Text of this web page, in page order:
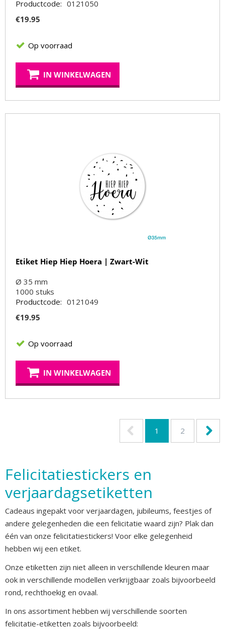
Productcode: 0121050
€19.95
Op voorraad
IN WINKELWAGEN
Etiket Hiep Hiep Hoera | Zwart-Wit
Ø 35 mm
1000 stuks
Productcode: 0121049
€19.95
Op voorraad
IN WINKELWAGEN
1 2
Felicitatiestickers en
verjaardagsetiketten
Cadeaus ingepakt voor verjaardagen, jubileums, feestjes of
andere gelegenheden die een felicitatie waard zijn? Plak dan
één van onze felicitatiestickers! Voor elke gelegenheid
hebben wij een etiket.
Onze etiketten zijn niet alleen in verschillende kleuren maar
ook in verschillende modellen verkrijgbaar zoals bijvoorbeeld
rond, rechthoekig en ovaal.
In ons assortiment hebben wij verschillende soorten
felicitatie-etiketten zoals bijvoorbeeld: